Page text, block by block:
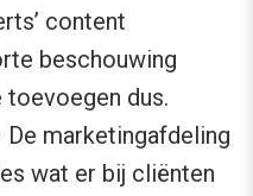
content
beschouwing
toevoegen dus.
De marketingafdeling
wat er bij cliënten